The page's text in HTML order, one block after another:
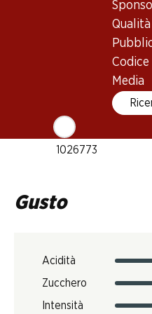
Qualità
Media
Temperatura di
Impronta di CO2
N. Art.
1026773
Gusto
Acidità
Zucchero
Intensità